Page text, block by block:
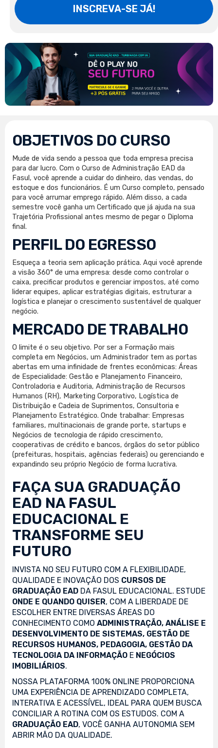
INSCREVA-SE JÁ!
OBJETIVOS DO CURSO
Mude de vida sendo a pessoa que toda empresa precisa
para dar lucro. Com o Curso de Administração EAD da
Fasul, você aprende a cuidar do dinheiro, das vendas, do
estoque e dos funcionários. É um Curso completo, pensado
para você arrumar emprego rápido. Além disso, a cada
semestre você ganha um Certificado que já ajuda na sua
Trajetória Profissional antes mesmo de pegar o Diploma
final.
PERFIL DO EGRESSO
Esqueça a teoria sem aplicação prática. Aqui você aprende
a visão 360° de uma empresa: desde como controlar o
caixa, precificar produtos e gerenciar impostos, até como
liderar equipes, aplicar estratégias digitais, estruturar a
logística e planejar o crescimento sustentável de qualquer
negócio.
MERCADO DE TRABALHO
O limite é o seu objetivo. Por ser a Formação mais
completa em Negócios, um Administrador tem as portas
abertas em uma infinidade de frentes econômicas: Áreas
de Especialidade: Gestão e Planejamento Financeiro,
Controladoria e Auditoria, Administração de Recursos
Humanos (RH), Marketing Corporativo, Logística de
Distribuição e Cadeia de Suprimentos, Consultoria e
Planejamento Estratégico. Onde trabalhar: Empresas
familiares, multinacionais de grande porte, startups e
Negócios de tecnologia de rápido crescimento,
cooperativas de crédito e bancos, órgãos do setor público
(prefeituras, hospitais, agências federais) ou gerenciando e
expandindo seu próprio Negócio de forma lucrativa.
FAÇA SUA GRADUAÇÃO
EAD NA FASUL
EDUCACIONAL E
TRANSFORME SEU
FUTURO
INVISTA NO SEU FUTURO COM A FLEXIBILIDADE,
QUALIDADE E INOVAÇÃO DOS CURSOS DE
GRADUAÇÃO EAD DA FASUL EDUCACIONAL. ESTUDE
ONDE E QUANDO QUISER, COM A LIBERDADE DE
ESCOLHER ENTRE DIVERSAS ÁREAS DO
CONHECIMENTO COMO ADMINISTRAÇÃO, ANÁLISE E
DESENVOLVIMENTO DE SISTEMAS, GESTÃO DE
RECURSOS HUMANOS, PEDAGOGIA, GESTÃO DA
TECNOLOGIA DA INFORMAÇÃO E NEGÓCIOS
IMOBILIÁRIOS.
NOSSA PLATAFORMA 100% ONLINE PROPORCIONA
UMA EXPERIÊNCIA DE APRENDIZADO COMPLETA,
INTERATIVA E ACESSÍVEL, IDEAL PARA QUEM BUSCA
CONCILIAR A ROTINA COM OS ESTUDOS. COM A
GRADUAÇÃO EAD, VOCÊ GANHA AUTONOMIA SEM
ABRIR MÃO DA QUALIDADE.